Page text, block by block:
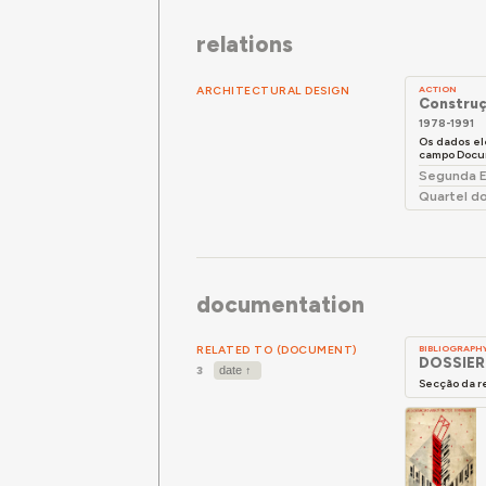
Raúl
Autor e
1972, e
Entre 26
Membro
relations
ARCHITECTURAL DESIGN ACTION
1978-1991
Os dados
campo
Segunda
Quartel
documentation
RELATED TO (DOCUMENT)
3
Secção da